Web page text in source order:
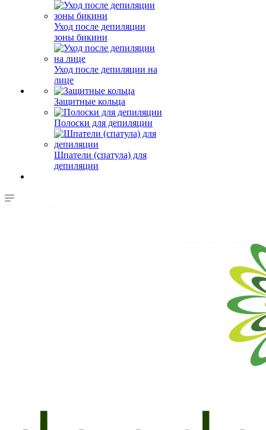
Уход после депиляции
зоны бикини
Уход после депиляции на
лице
Защитные кольца
Полоски для депиляции
Шпатели (спатула) для
депиляции